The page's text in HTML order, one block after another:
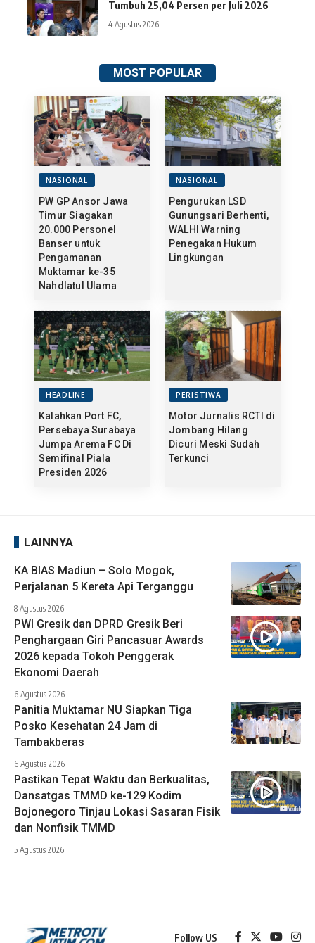
Tumbuh 25,04 Persen per Juli 2026
4 Agustus 2026
MOST POPULAR
NASIONAL
PW GP Ansor Jawa
Timur Siagakan
20.000 Personel
Banser untuk
Pengamanan
Muktamar ke-35
Nahdlatul Ulama
NASIONAL
Pengurukan LSD
Gunungsari Berhenti,
WALHI Warning
Penegakan Hukum
Lingkungan
HEADLINE
Kalahkan Port FC,
Persebaya Surabaya
Jumpa Arema FC Di
Semifinal Piala
Presiden 2026
PERISTIWA
Motor Jurnalis RCTI di
Jombang Hilang
Dicuri Meski Sudah
Terkunci
LAINNYA
KA BIAS Madiun – Solo Mogok,
Perjalanan 5 Kereta Api Terganggu
8 Agustus 2026
PWI Gresik dan DPRD Gresik Beri
Penghargaan Giri Pancasuar Awards
2026 kepada Tokoh Penggerak
Ekonomi Daerah
6 Agustus 2026
Panitia Muktamar NU Siapkan Tiga
Posko Kesehatan 24 Jam di
Tambakberas
6 Agustus 2026
Pastikan Tepat Waktu dan Berkualitas,
Dansatgas TMMD ke-129 Kodim
Bojonegoro Tinjau Lokasi Sasaran Fisik
dan Nonfisik TMMD
5 Agustus 2026
Follow US